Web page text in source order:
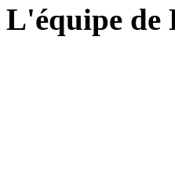
L'équipe de